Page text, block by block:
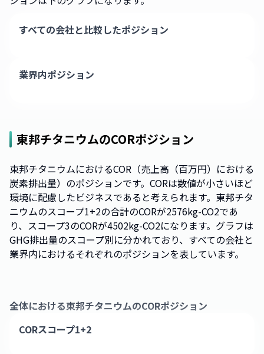
すべての会社と比較したポジション
業界内ポジション
東邦チタニウムのCORポジション
東邦チタニウムにおけるCOR（売上高（百万円）における
炭素排出量）のポジションです。CORは数値が小さいほど
環境に配慮したビジネスであると考えられます。東邦チタ
ニウムのスコープ1+2の合計のCORが2576kg-CO2であ
り、スコープ3のCORが4502kg-CO2になります。グラフは
GHG排出量のスコープ別に分かれており、すべての会社と
業界内におけるそれぞれのポジションを表しています。
全体における東邦チタニウムのCORポジション
CORスコープ1+2